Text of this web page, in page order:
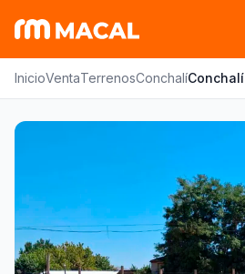
InicioVentaTerrenosConchalíConchalí